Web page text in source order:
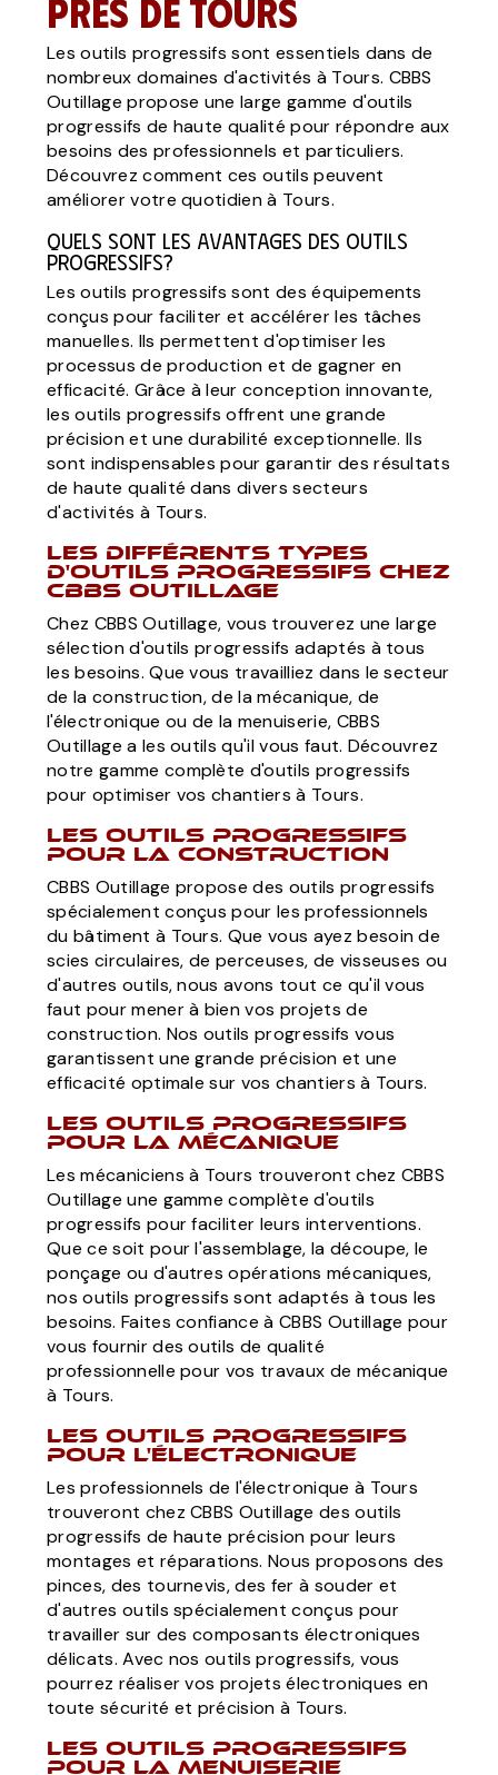
près de Tours
Les outils progressifs sont essentiels dans de
nombreux domaines d'activités à Tours. CBBS
Outillage propose une large gamme d'outils
progressifs de haute qualité pour répondre aux
besoins des professionnels et particuliers.
Découvrez comment ces outils peuvent
améliorer votre quotidien à Tours.
Quels sont les avantages des outils
progressifs?
Les outils progressifs sont des équipements
conçus pour faciliter et accélérer les tâches
manuelles. Ils permettent d'optimiser les
processus de production et de gagner en
efficacité. Grâce à leur conception innovante,
les outils progressifs offrent une grande
précision et une durabilité exceptionnelle. Ils
sont indispensables pour garantir des résultats
de haute qualité dans divers secteurs
d'activités à Tours.
Les différents types
d'outils progressifs chez
CBBS Outillage
Chez CBBS Outillage, vous trouverez une large
sélection d'outils progressifs adaptés à tous
les besoins. Que vous travailliez dans le secteur
de la construction, de la mécanique, de
l'électronique ou de la menuiserie, CBBS
Outillage a les outils qu'il vous faut. Découvrez
notre gamme complète d'outils progressifs
pour optimiser vos chantiers à Tours.
Les outils progressifs
pour la construction
CBBS Outillage propose des outils progressifs
spécialement conçus pour les professionnels
du bâtiment à Tours. Que vous ayez besoin de
scies circulaires, de perceuses, de visseuses ou
d'autres outils, nous avons tout ce qu'il vous
faut pour mener à bien vos projets de
construction. Nos outils progressifs vous
garantissent une grande précision et une
efficacité optimale sur vos chantiers à Tours.
Les outils progressifs
pour la mécanique
Les mécaniciens à Tours trouveront chez CBBS
Outillage une gamme complète d'outils
progressifs pour faciliter leurs interventions.
Que ce soit pour l'assemblage, la découpe, le
ponçage ou d'autres opérations mécaniques,
nos outils progressifs sont adaptés à tous les
besoins. Faites confiance à CBBS Outillage pour
vous fournir des outils de qualité
professionnelle pour vos travaux de mécanique
à Tours.
Les outils progressifs
pour l'électronique
Les professionnels de l'électronique à Tours
trouveront chez CBBS Outillage des outils
progressifs de haute précision pour leurs
montages et réparations. Nous proposons des
pinces, des tournevis, des fer à souder et
d'autres outils spécialement conçus pour
travailler sur des composants électroniques
délicats. Avec nos outils progressifs, vous
pourrez réaliser vos projets électroniques en
toute sécurité et précision à Tours.
Les outils progressifs
pour la menuiserie